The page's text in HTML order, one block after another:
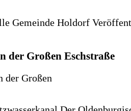
Gemeinde Holdorf
der Großen Eschstraße